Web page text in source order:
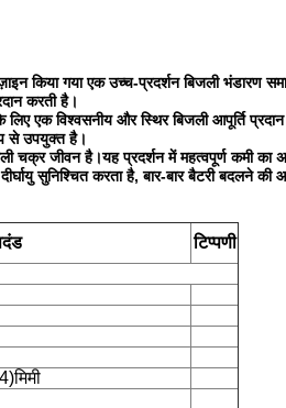
किया गया एक उच्च-प्रदर्शन बिजली भंडारण
करती है।
एक विश्वसनीय और स्थिर बिजली आपूर्ति
से उपयुक्त है।
जीवन है।यह प्रदर्शन में महत्वपूर्ण कमी का
सुनिश्चित करता है, बार-बार बैटरी बदलने
टिप्पणी